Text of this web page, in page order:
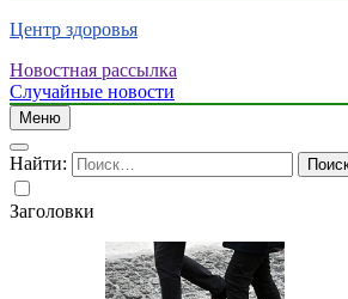
Центр здоровья
Новостная рассылка
Случайные новости
Меню
Найти:
Заголовки